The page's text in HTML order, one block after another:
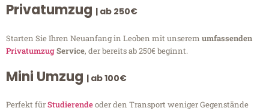
Privatumzug | ab 250€
Starten Sie Ihren Neuanfang in Leoben mit unserem umfassenden
PrivatumzugService, der bereits ab 250€ beginnt.
Mini Umzug | ab 100€
Perfekt fürStudierendeoder den Transport weniger Gegenstände